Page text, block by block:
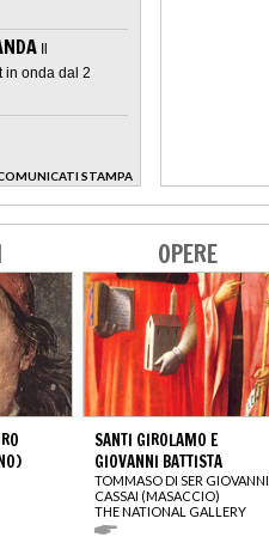
Il
in onda dal 2
STAMPA
OPERE
SANTI GIROLAMO E
GIOVANNI BATTISTA
TOMMASO DI SER GIOVANNI
CASSAI (MASACCIO)
THE NATIONAL GALLERY